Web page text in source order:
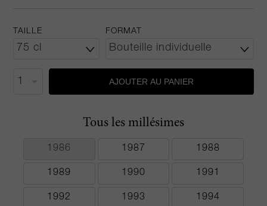
TAILLE FORMAT
AJOUTER AU PANIER
Tous les millésimes
1986 1987 1988
1989 1990 1991
1992 1993 1994